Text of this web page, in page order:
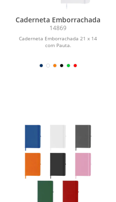
Caderneta Emborrachada
14869
Caderneta Emborrachada 21 x 14
com Pauta.